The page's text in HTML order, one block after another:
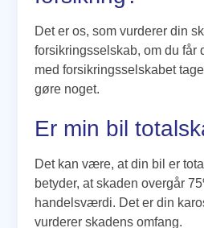
Det er os, som vurderer din
forsikringsselskab, om du
med forsikringsselskabet
gøre noget.
Er min bil
Det kan være, at din bil er
betyder, at skaden overgår
handelsværdi. Det er din
vurderer skadens omfang.